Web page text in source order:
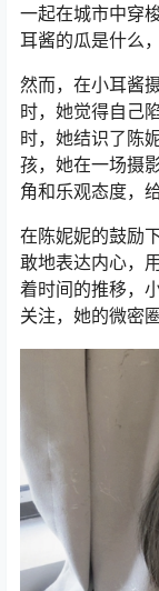
一起在城市中穿
耳酱的瓜是什么
然而，在小耳酱
时，她觉得自己
时，她结识了陈
孩，她在一场摄
角和乐观态度，
在陈妮妮的鼓励
敢地表达内心，
着时间的推移，
关注，她的微密